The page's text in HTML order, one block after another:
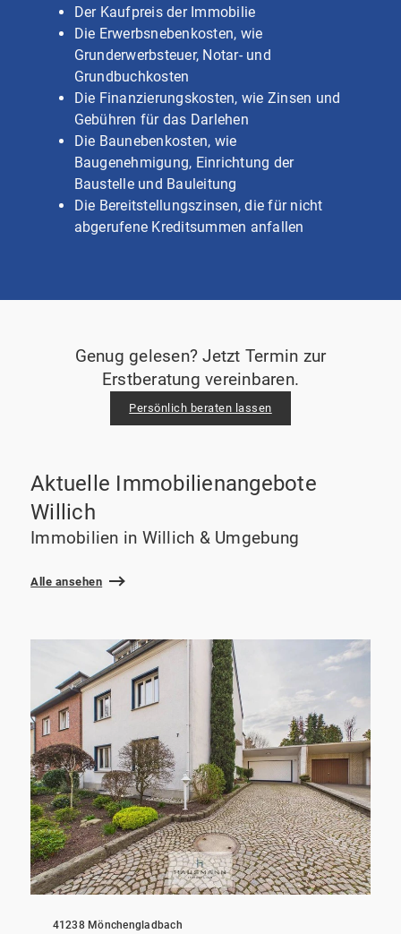
Der Kaufpreis der Immobilie
Die Erwerbsnebenkosten, wie
Grunderwerbsteuer, Notar- und
Grundbuchkosten
Die Finanzierungskosten, wie Zinsen und
Gebühren für das Darlehen
Die Baunebenkosten, wie
Baugenehmigung, Einrichtung der
Baustelle und Bauleitung
Die Bereitstellungszinsen, die für nicht
abgerufene Kreditsummen anfallen
Genug gelesen? Jetzt Termin zur
Erstberatung vereinbaren.
Persönlich beraten lassen
Aktuelle Immobilienangebote
Willich
Immobilien in Willich & Umgebung
Alle ansehen
41238 Mönchengladbach